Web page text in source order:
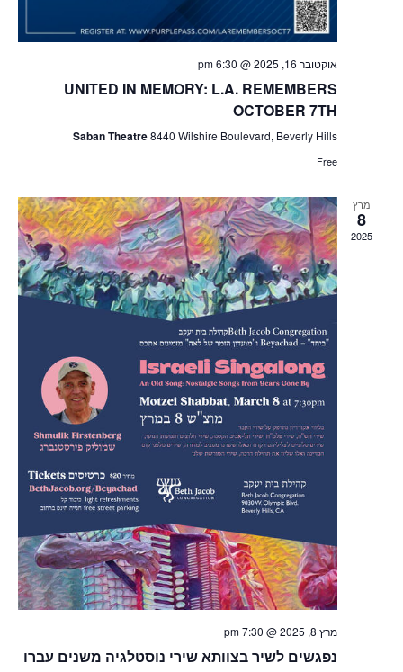
אוקטובר 16, 2025 @ 6:30 pm
UNITED IN MEMORY: L.A. REMEMBERS
OCTOBER 7TH
Saban Theatre8440 Wilshire Boulevard, Beverly Hills
Free
מרץ
8
2025
מרץ 8, 2025 @ 7:30 pm
נפגשים לשיר בצוותא שירי נוסטלגיה משנים עברו